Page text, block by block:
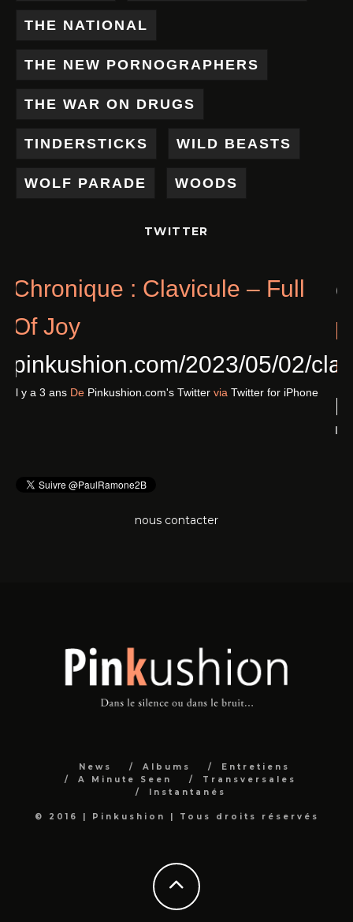
THE NATIONAL
THE NEW PORNOGRAPHERS
THE WAR ON DRUGS
TINDERSTICKS WILD BEASTS
WOLF PARADE WOODS
TWITTER
Chronique : Clavicule – Full
Of Joy
pinkushion.com/2023/05/02/
Il y a 3 ans DePinkushion.com's Twitter viaTwitter for iPhone
nous contacter
News Albums
Entretiens
A Minute Seen
Transversales
Instantanés
© 2016 | Pinkushion | Tous droits réservés